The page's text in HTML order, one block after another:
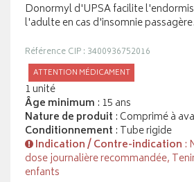
Donormyl d'UPSA facilite
l'adulte en cas d'insomnie passagère.
Référence CIP : 3400936752016
ATTENTION MÉDICAMENT
1 unité
Âge minimum : 15 ans
Nature de produit : Comprimé à
Conditionnement : Tube rigide
Indication / Contre-indication :
dose journalière recommandée,
enfants